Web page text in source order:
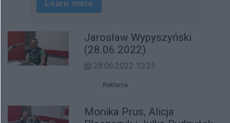
Jarosław Wypyszyński
(28.06.2022)
28.06.2022 10:25
Reklama
Monika Prus, Alicja